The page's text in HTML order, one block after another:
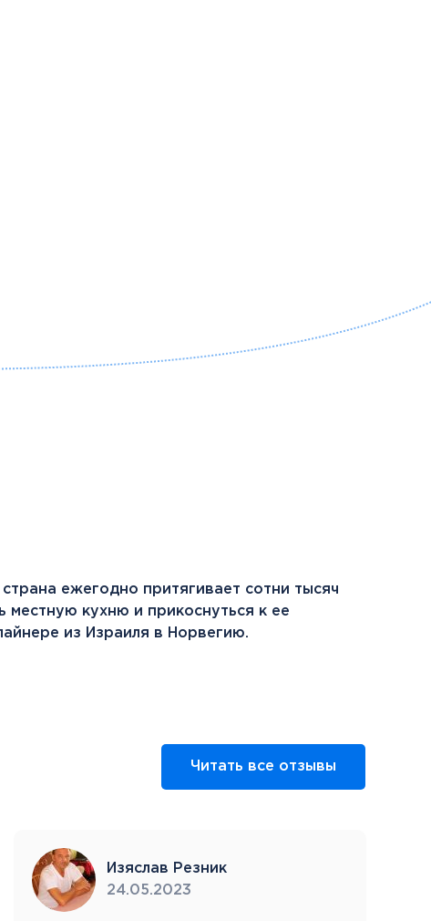
ежегодно притягивает сотни тысяч
кухню и прикоснуться к ее
из Израиля в Норвегию.
Изяслав Резник
24.05.2023
Читать все отзывы